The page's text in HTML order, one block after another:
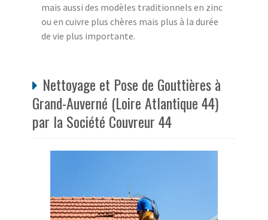
mais aussi des modèles traditionnels en zinc
ou en cuivre plus chères mais plus à la durée
de vie plus importante.
Nettoyage et Pose de Gouttières à
Grand-Auverné (Loire Atlantique 44)
par la Société Couvreur 44